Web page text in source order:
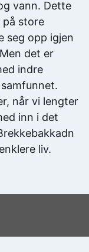
vann. Dette
på store
seg opp igjen
det er
indre
når vi lengter
inn i det
liv.